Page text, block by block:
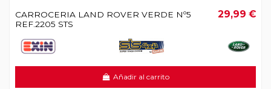
CARROCERIA LAND ROVER VERDE Nº5
REF.2205 STS
29,99 €
Añadir al carrito